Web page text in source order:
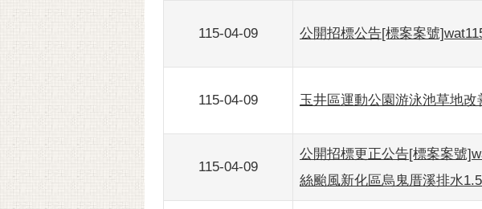
115-04-09 公開招標公告[標案案號
115-04-09 玉井區運動公園游泳池草地
115-04-09
公開招標更正公告[標案案號
絲颱風新化區烏鬼厝溪排水